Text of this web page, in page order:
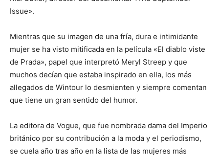
Issue».
Mientras que su imagen de una fría, dura e intimidante
mujer se ha visto mitificada en la película «El diablo viste
de Prada», papel que interpretó Meryl Streep y que
muchos decían que estaba inspirado en ella, los más
allegados de Wintour lo desmienten y siempre comentan
que tiene un gran sentido del humor.
La editora de Vogue, que fue nombrada dama del Imperio
británico por su contribución a la moda y el periodismo,
se cuela año tras año en la lista de las mujeres más